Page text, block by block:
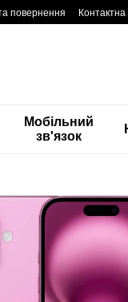
повернення
Мобільний
зв'язок